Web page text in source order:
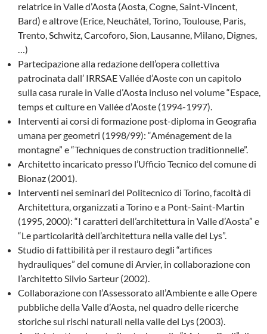
relatrice in Valle d’Aosta (Aosta, Cogne, Saint-Vincent,
Bard) e altrove (Erice, Neuchâtel, Torino, Toulouse, Paris,
Trento, Schwitz, Carcoforo, Sion, Lausanne, Milano, Dignes,
…)
Partecipazione alla redazione dell’opera collettiva
patrocinata dall’ IRRSAE Vallée d’Aoste con un capitolo
sulla casa rurale in Valle d’Aosta incluso nel volume “Espace,
temps et culture en Vallée d’Aoste (1994-1997).
Interventi ai corsi di formazione post-diploma in Geografia
umana per geometri (1998/99): “Aménagement de la
montagne” e “Techniques de construction traditionnelle”.
Architetto incaricato presso l’Ufficio Tecnico del comune di
Bionaz (2001).
Interventi nei seminari del Politecnico di Torino, facoltà di
Architettura, organizzati a Torino e a Pont-Saint-Martin
(1995, 2000): “I caratteri dell’architettura in Valle d’Aosta” e
“Le particolarità dell’architettura nella valle del Lys”.
Studio di fattibilità per il restauro degli “artifices
hydrauliques” del comune di Arvier, in collaborazione con
l’architetto Silvio Sarteur (2002).
Collaborazione con l’Assessorato all’Ambiente e alle Opere
pubbliche della Valle d’Aosta, nel quadro delle ricerche
storiche sui rischi naturali nella valle del Lys (2003).